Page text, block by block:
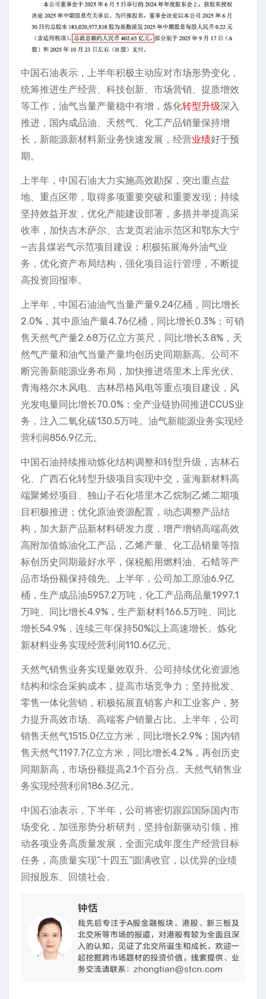
中国石油表示，上半年积极主动应对市场形势变化，
统筹推进生产经营、科技创新、市场营销、提质增效
等工作，油气当量产量稳中有增，炼化转型升级深入
推进，国内成品油、天然气、化工产品销量保持增
长，新能源新材料新业务快速发展，经营业绩好于预
期。
上半年，中国石油大力实施高效勘探，突出重点盆
地、重点区带，取得多项重要突破和重要发现；持续
坚持效益开发，优化产能建设部署，多措并举提高采
收率，加快吉木萨尔、古龙页岩油示范区和鄂东大宁
—吉县煤岩气示范项目建设；积极拓展海外油气业
务，优化资产布局结构，强化项目运行管理，不断提
高投资回报率。
上半年，中国石油油气当量产量9.24亿桶，同比增长
2.0%，其中原油产量4.76亿桶，同比增长0.3%；可销
售天然气产量2.68万亿立方英尺，同比增长3.8%，天
然气产量和油气当量产量均创历史同期新高。公司不
断完善新能源业务布局，加快推进塔里木上库光伏、
青海格尔木风电、吉林昂格风电等重点项目建设，风
光发电量同比增长70.0%；全产业链协同推进CCUS业
务，注入二氧化碳130.5万吨。油气新能源业务实现经
营利润856.9亿元。
中国石油持续推动炼化结构调整和转型升级，吉林石
化、广西石化转型升级项目实现中交，蓝海新材料高
端聚烯烃项目、独山子石化塔里木乙烷制乙烯二期项
目积极推进；优化原油资源配置，动态调整产品结
构，加大新产品新材料研发力度，增产增销高端高效
高附加值炼油化工产品，乙烯产量、化工品销量等指
标创历史同期最好水平，保税船用燃料油、石蜡等产
品市场份额保持领先。上半年，公司加工原油6.9亿
桶，生产成品油5957.2万吨，化工产品商品量1997.1
万吨、同比增长4.9%，生产新材料166.5万吨、同比
增长54.9%，连续三年保持50%以上高速增长。炼化
新材料业务实现经营利润110.6亿元。
天然气销售业务实现量效双升。公司持续优化资源池
结构和综合采购成本，提高市场竞争力；坚持批发、
零售一体化营销，积极拓展直销客户和工业客户，努
力提升高效市场、高端客户销量占比。上半年，公司
销售天然气1515.0亿立方米，同比增长2.9%；国内销
售天然气1197.7亿立方米，同比增长4.2%，再创历史
同期新高，市场份额提高2.1个百分点。天然气销售业
务实现经营利润186.3亿元。
中国石油表示，下半年，公司将密切跟踪国际国内市
场变化，加强形势分析研判，坚持创新驱动引领，推
动各项业务高质量发展，全面完成年度生产经营目标
任务，高质量实现“十四五”圆满收官，以优异的业绩
回报股东、回馈社会。